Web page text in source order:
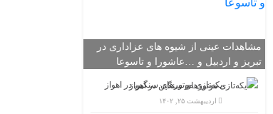
مشاهدات عینی از شیوه های عزاداری در
تبریز و اردبیل و …عاشورا و تاسوعا
یکه‌تازی موتورهای سنگین در اهواز
اردیبهشت ۲۵, ۱۴۰۲